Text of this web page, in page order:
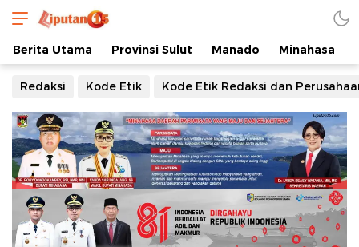
Berita Utama Provinsi Sulut Manado Minahasa
Redaksi Kode Etik Kode Etik Redaksi dan